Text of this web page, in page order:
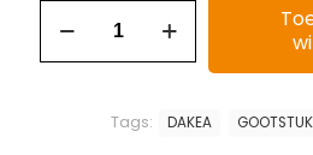
Tags: DAKEA GOOTSTUK